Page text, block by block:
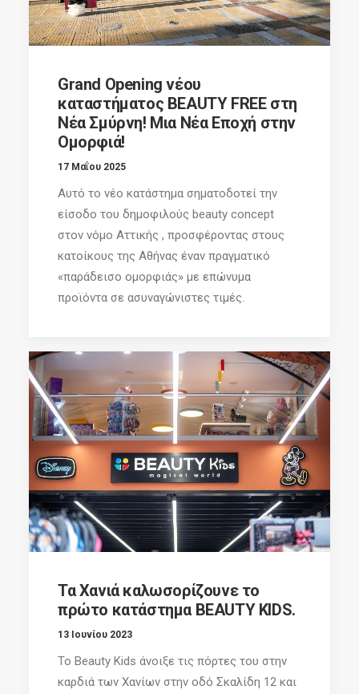
Grand Opening νέου
καταστήματος BEAUTY FREE στη
Νέα Σμύρνη! Μια Νέα Εποχή στην
Ομορφιά!
17 Μαΐου 2025
Αυτό το νέο κατάστημα σηματοδοτεί την
είσοδο του δημοφιλούς beauty concept
στον νόμο Αττικής , προσφέροντας στους
κατοίκους της Αθήνας έναν πραγματικό
«παράδεισο ομορφιάς» με επώνυμα
προϊόντα σε ασυναγώνιστες τιμές.
Τα Χανιά καλωσορίζουνε το
πρώτο κατάστημα BEAUTY KIDS.
13 Ιουνίου 2023
Το Beauty Kids άνοιξε τις πόρτες του στην
καρδιά των Χανίων στην οδό Σκαλίδη 12 και